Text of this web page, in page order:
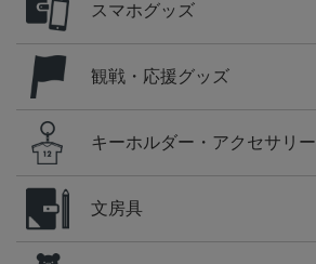
スマホグッズ
観戦・応援グッズ
キーホルダー・アクセサリー
文房具